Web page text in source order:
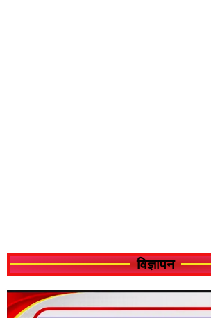
विज्ञापन